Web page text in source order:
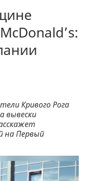
Кривого Рога
вывески
на Первый